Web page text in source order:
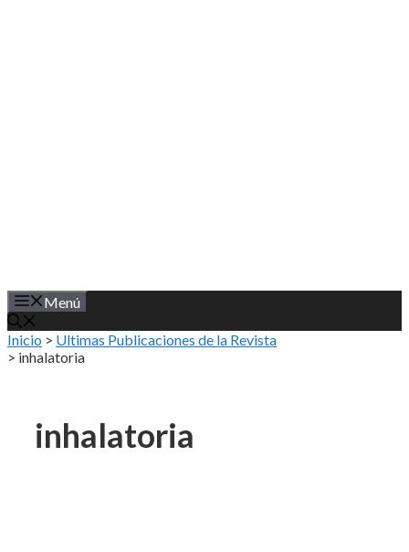
Menú
Inicio > Ultimas Publicaciones de la Revista
> inhalatoria
inhalatoria